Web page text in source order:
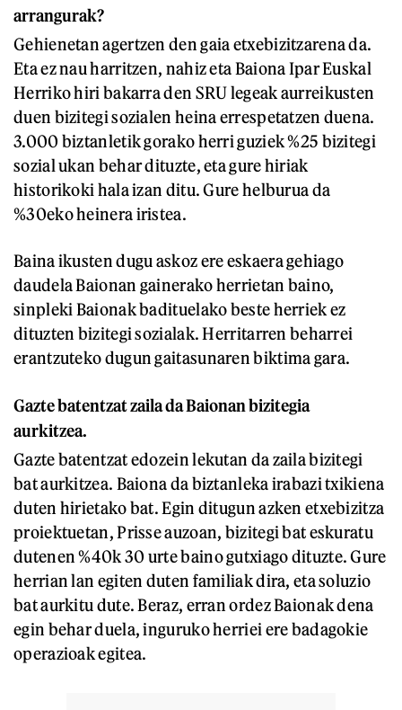
arrangurak?
Gehienetan agertzen den gaia etxebizitzarena da.
Eta ez nau harritzen, nahiz eta Baiona Ipar Euskal
Herriko hiri bakarra den SRU legeak aurreikusten
duen bizitegi sozialen heina errespetatzen duena.
3.000 biztanletik gorako herri guziek %25 bizitegi
sozial ukan behar dituzte, eta gure hiriak
historikoki hala izan ditu. Gure helburua da
%30eko heinera iristea.
Baina ikusten dugu askoz ere eskaera gehiago
daudela Baionan gainerako herrietan baino,
sinpleki Baionak badituelako beste herriek ez
dituzten bizitegi sozialak. Herritarren beharrei
erantzuteko dugun gaitasunaren biktima gara.
Gazte batentzat zaila da Baionan bizitegia
aurkitzea.
Gazte batentzat edozein lekutan da zaila bizitegi
bat aurkitzea. Baiona da biztanleka irabazi txikiena
duten hirietako bat. Egin ditugun azken etxebizitza
proiektuetan, Prisse auzoan, bizitegi bat eskuratu
dutenen %40k 30 urte baino gutxiago dituzte. Gure
herrian lan egiten duten familiak dira, eta soluzio
bat aurkitu dute. Beraz, erran ordez Baionak dena
egin behar duela, inguruko herriei ere badagokie
operazioak egitea.